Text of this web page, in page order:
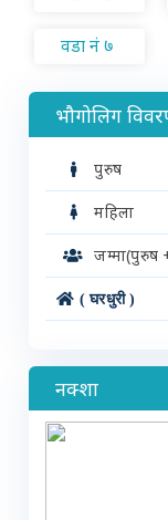
वडा नं ७
भौगोलिग
पुरुष
महिला
जम्मा(पुरुष
( घरधुरी )
नक्शा